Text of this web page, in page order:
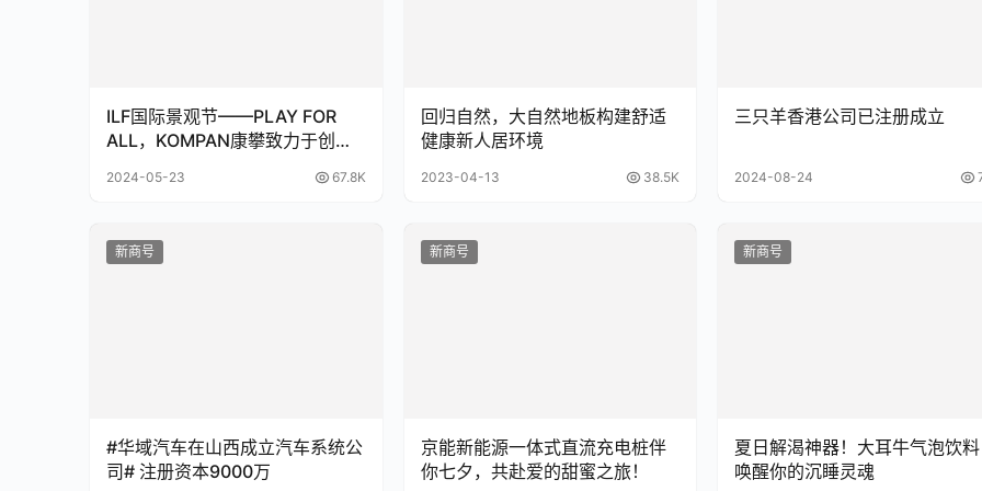
ILF国际景观节——PLAY FOR
ALL，KOMPAN康攀致力于创新
2024-05-23 67.8K
回归自然，大自然地板构建舒适
健康新人居环境
2023-04-13 38.5K
三只羊香港公司已注册成立
2024-08-24
新商号
#华域汽车在山西成立汽车系统公
司# 注册资本9000万
新商号
京能新能源一体式直流充电桩伴
你七夕，共赴爱的甜蜜之旅！
新商号
夏日解渴神器！大耳牛气泡饮料
唤醒你的沉睡灵魂